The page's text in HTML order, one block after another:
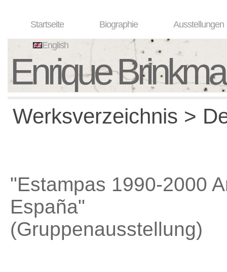
Startseite Biographie Ausstellungen
English
Enrique
Werksverzeichnis >
"Estampas 1990-2000
España"
(Gruppenausstellung)